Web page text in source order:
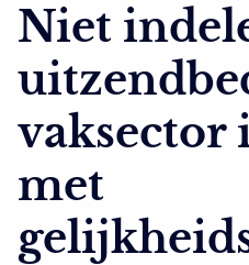
Niet
vaksector
met